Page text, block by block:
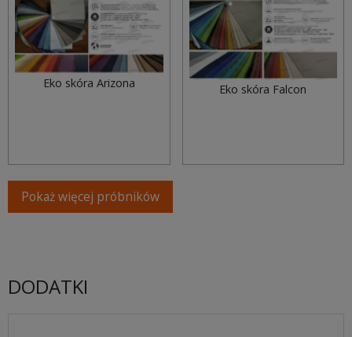
Eko skóra Arizona Eko skóra Falcon
Pokaż więcej próbników
DODATKI